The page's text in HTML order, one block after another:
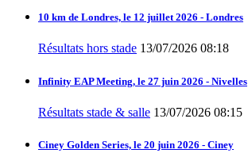
10 km de Londres, le 12 juillet 2026 - Londres
Résultats hors stade 13/07/2026 08:18
Infinity EAP Meeting, le 27 juin 2026 - Nivelles
Résultats stade & salle 13/07/2026 08:15
Ciney Golden Series, le 20 juin 2026 - Ciney